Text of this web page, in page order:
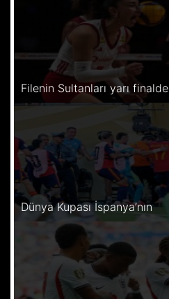
Filenin Sultanları yarı finalde
Dünya Kupası İspanya’nın